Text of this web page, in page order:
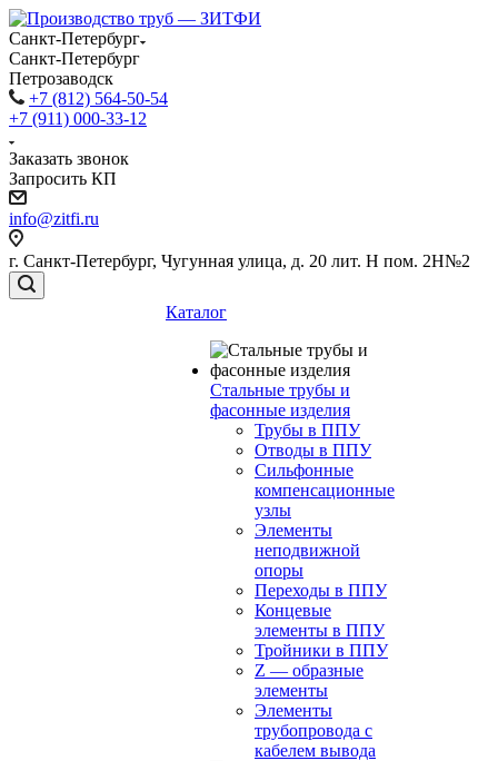
Санкт-Петербург
Санкт-Петербург
Петрозаводск
+7 (812) 564-50-54
+7 (911) 000-33-12
Заказать звонок
Запросить КП
info@zitfi.ru
г. Санкт-Петербург, Чугунная улица, д. 20 лит. Н пом. 2Н№2
Каталог
Стальные трубы и
фасонные изделия
Трубы в ППУ
Отводы в ППУ
Сильфонные
компенсационные
узлы
Элементы
неподвижной
опоры
Переходы в ППУ
Концевые
элементы в ППУ
Тройники в ППУ
Z — образные
элементы
Элементы
трубопровода с
кабелем вывода